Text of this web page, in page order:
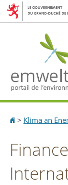
Aller
Aller
Accueil
> Klima an